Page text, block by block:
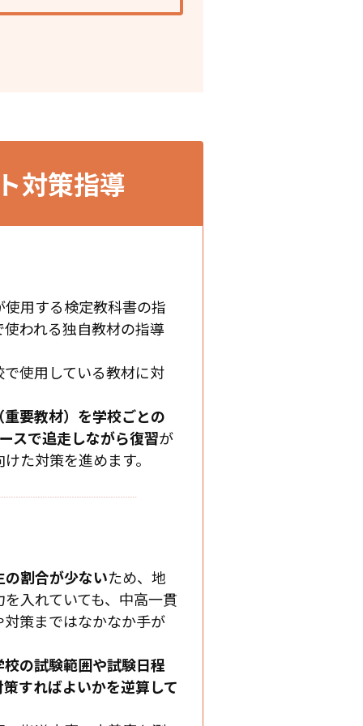
対策指導
用する検定教科書の指
われる独自教材の指導
使用している教材に対
要教材）を学校ごとの
スで追走しながら復習が
た対策を進めます。
割合が少ないため、地
入れていても、中高一貫
策まではなかなか手が
の試験範囲や試験日程
すればよいかを逆算して